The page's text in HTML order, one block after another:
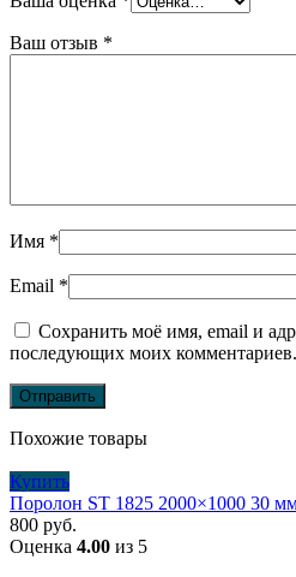
Ваш отзыв *
Имя *
Email *
Сохранить моё имя, email и
последующих моих комментариев.
Похожие товары
Купить
Поролон ST 1825 2000×1000 30
800 руб.
Оценка 4.00 из 5